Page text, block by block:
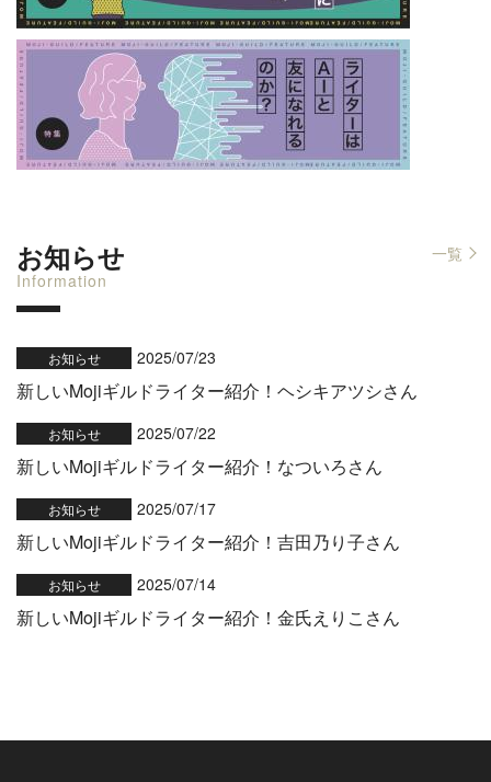
お知らせ
Information
一覧
お知らせ 2025/07/23
新しいMojiギルドライター紹介！ヘシキアツシさん
お知らせ 2025/07/22
新しいMojiギルドライター紹介！なついろさん
お知らせ 2025/07/17
新しいMojiギルドライター紹介！吉田乃り子さん
お知らせ 2025/07/14
新しいMojiギルドライター紹介！金氏えりこさん